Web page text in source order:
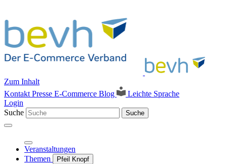
Zum Inhalt
Kontakt Presse E-Commerce Blog
Leichte Sprache
Login
Suche
Suche
Veranstaltungen
Themen
Pfeil Knopf